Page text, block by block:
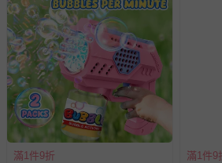
滿1件9折 滿1件9